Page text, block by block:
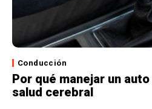
Conducción
Por qué manejar un
salud cerebral